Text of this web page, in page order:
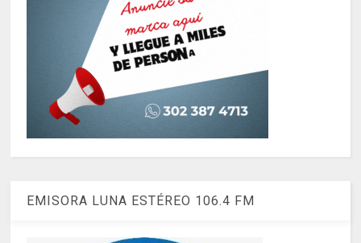
EMISORA LUNA ESTÉREO 106.4 FM